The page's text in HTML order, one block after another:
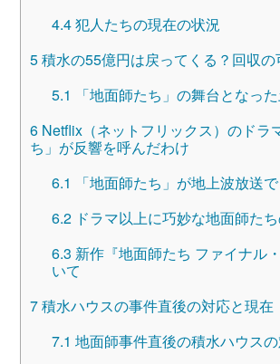
4.4犯人たちの現在の状況
5積水の55億円は戻ってくる？回収の
5.1
「地面師たち」の舞台となっ
6Netflix（ネットフリックス）のドラ
ち」が反響を呼んだわけ
6.1
「地面師たち」が地上波放送
6.2ドラマ以上に巧妙な地面師た
6.3 新作『地面師たち ファイナル
いて
7積水ハウスの事件直後の対応と現在
7.1 地面師事件直後の積水ハウス